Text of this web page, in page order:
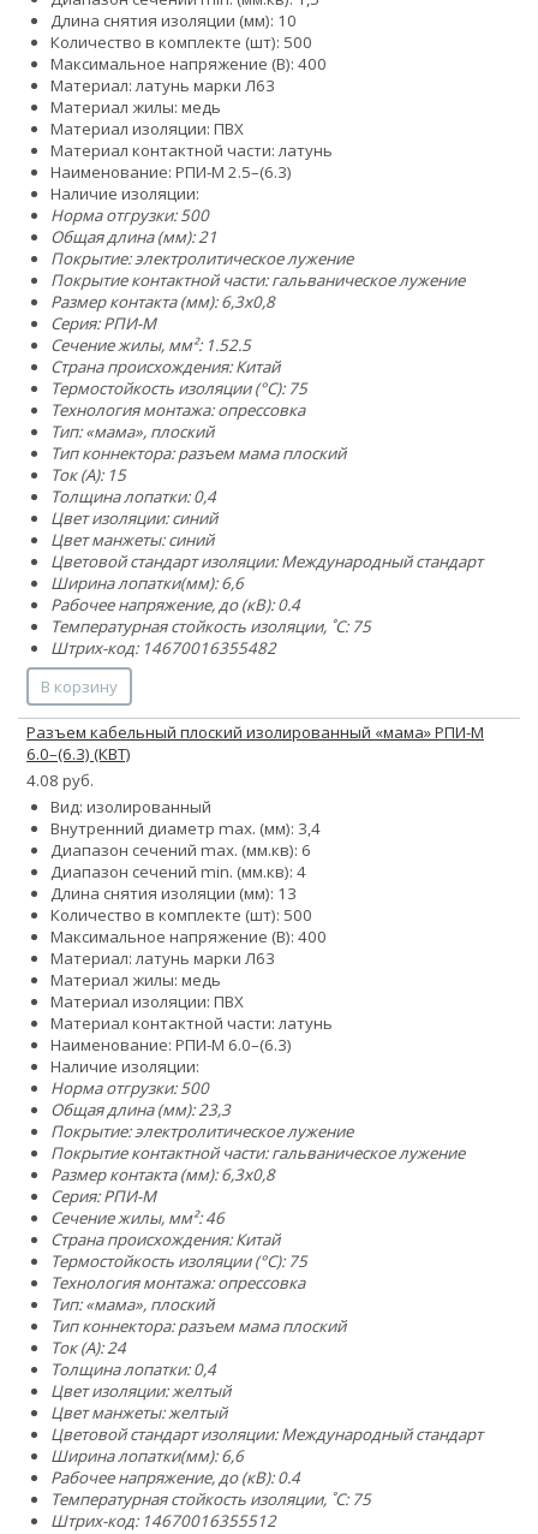
Длина снятия изоляции (мм): 10
Количество в комплекте (шт): 500
Максимальное напряжение (В): 400
Материал: латунь марки Л63
Материал жилы: медь
Материал изоляции: ПВХ
Материал контактной части: латунь
Наименование: РПИ-М 2.5–(6.3)
Наличие изоляции:
Норма отгрузки: 500
Общая длина (мм): 21
Покрытие: электролитическое лужение
Покрытие контактной части: гальваническое лужение
Размер контакта (мм): 6,3x0,8
Серия: РПИ-М
Сечение жилы, мм²: 1.52.5
Страна происхождения: Китай
Термостойкость изоляции (°C): 75
Технология монтажа: опрессовка
Тип: «мама», плоский
Тип коннектора: разъем мама плоский
Ток (А): 15
Толщина лопатки: 0,4
Цвет изоляции: синий
Цвет манжеты: синий
Цветовой стандарт изоляции: Международный стандарт
Ширина лопатки(мм): 6,6
Рабочее напряжение, до (кВ): 0.4
Температурная стойкость изоляции, ˚С: 75
Штрих-код: 14670016355482
В корзину
Разъем кабельный плоский изолированный «мама» РПИ-М
6.0–(6.3) (КВТ)
4.08 руб.
Вид: изолированный
Внутренний диаметр max. (мм): 3,4
Диапазон сечений max. (мм.кв): 6
Диапазон сечений min. (мм.кв): 4
Длина снятия изоляции (мм): 13
Количество в комплекте (шт): 500
Максимальное напряжение (В): 400
Материал: латунь марки Л63
Материал жилы: медь
Материал изоляции: ПВХ
Материал контактной части: латунь
Наименование: РПИ-М 6.0–(6.3)
Наличие изоляции:
Норма отгрузки: 500
Общая длина (мм): 23,3
Покрытие: электролитическое лужение
Покрытие контактной части: гальваническое лужение
Размер контакта (мм): 6,3x0,8
Серия: РПИ-М
Сечение жилы, мм²:46
Страна происхождения: Китай
Термостойкость изоляции (°C): 75
Технология монтажа: опрессовка
Тип: «мама», плоский
Тип коннектора: разъем мама плоский
Ток (А): 24
Толщина лопатки: 0,4
Цвет изоляции: желтый
Цвет манжеты: желтый
Цветовой стандарт изоляции: Международный стандарт
Ширина лопатки(мм): 6,6
Рабочее напряжение, до (кВ): 0.4
Температурная стойкость изоляции, ˚С: 75
Штрих-код: 14670016355512